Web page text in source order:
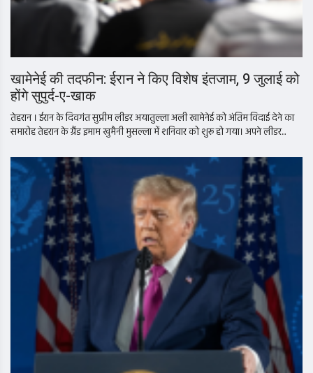
खामेनेई की तदफीन: ईरान ने किए विशेष इंतजाम, 9 जुलाई को
होंगे सुपुर्द-ए-खाक
तेहरान । ईरान के दिवगंत सुप्रीम लीडर अयातुल्ला अली खामेनेई को अंतिम विदाई देने का
समारोह तेहरान के ग्रैंड इमाम खुमैनी मुसल्ला में शनिवार को शुरू हो गया। अपने लीडर...